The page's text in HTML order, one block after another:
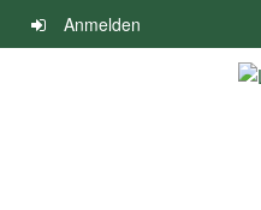
Navigation
überspringen
Anmelden